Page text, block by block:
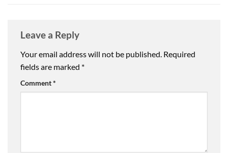
Leave a Reply
Your email address will not be published. Required
fields are marked *
Comment*